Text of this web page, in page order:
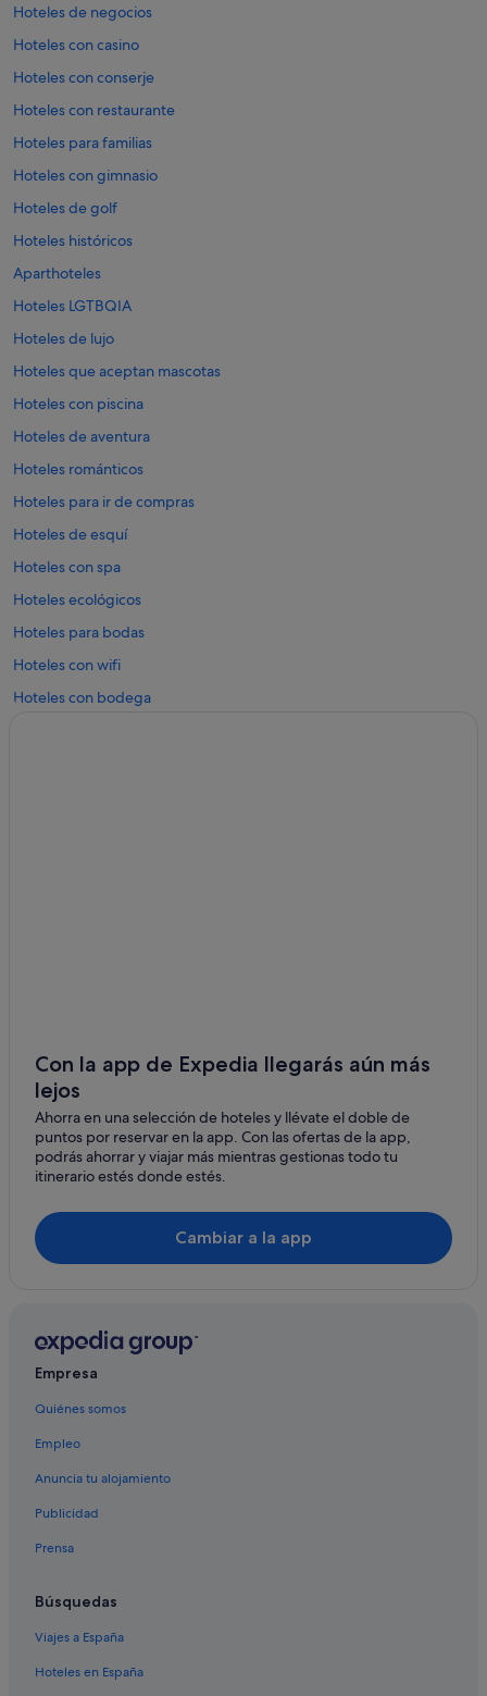
Hoteles de negocios
Hoteles con casino
Hoteles con conserje
Hoteles con restaurante
Hoteles para familias
Hoteles con gimnasio
Hoteles de golf
Hoteles históricos
Aparthoteles
Hoteles LGTBQIA
Hoteles de lujo
Hoteles que aceptan mascotas
Hoteles con piscina
Hoteles de aventura
Hoteles románticos
Hoteles para ir de compras
Hoteles de esquí
Hoteles con spa
Hoteles ecológicos
Hoteles para bodas
Hoteles con wifi
Hoteles con bodega
Con la app de Expedia llegarás aún más
lejos
Ahorra en una selección de hoteles y llévate el doble de
puntos por reservar en la app. Con las ofertas de la app,
podrás ahorrar y viajar más mientras gestionas todo tu
itinerario estés donde estés.
Cambiar a la app
Empresa
Quiénes somos
Empleo
Anuncia tu alojamiento
Publicidad
Prensa
Búsquedas
Viajes a España
Hoteles en España